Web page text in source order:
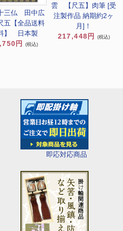
即応対応商品
三仏 田中広
【全品送料
】 日本製
円
(税込)
雲 【尺五】肉筆 [受
注製作品 納期約2ヶ
月]！
217,448円
(税込)